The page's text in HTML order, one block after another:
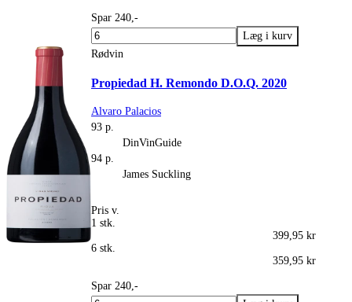
Spar 240,-
Rødvin
Propiedad H. Remondo D.O.Q. 2020
Alvaro Palacios
93 p.
DinVinGuide
94 p.
James Suckling
Pris v.
1 stk.
399,95 kr
6 stk.
359,95 kr
Spar 240,-